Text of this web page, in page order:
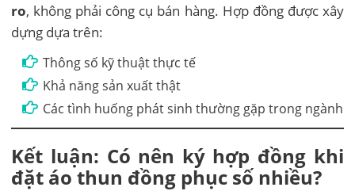
ro, không phải công cụ bán hàng. Hợp đồng được xây
dựng dựa trên:
Thông số kỹ thuật thực tế
Khả năng sản xuất thật
Các tình huống phát sinh thường gặp trong ngành
Kết luận: Có nên ký hợp đồng khi
đặt áo thun đồng phục số nhiều?